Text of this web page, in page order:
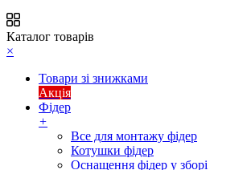
Каталог товарів
×
Товари зі знижками
Акція
Фідер
+
Все для монтажу фідер
Котушки фідер
Оснащення фідер у зборі